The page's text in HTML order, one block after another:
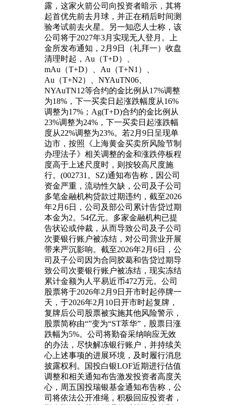
露，这家火箭公司向投资者暗示，其将
起首优先前去月球，并正在稍后时间测
验考试前去火星。另一知恋人士称，该
公司将于2027年3月实现无人登月。上
金所发布通知，2月9日（礼拜一）收盘
清理时起，Au（T+D）、
mAu（T+D）、Au（T+N1）、
Au（T+N2）、NYAuTN06、
NYAuTN12等合约的金比例从17%调整
为18%，下一买卖日起涨跌幅度从16%
调整为17%；Ag(T+D)合约的金比例从
23%调整为24%，下一买卖日起涨跌幅
度从22%调整为23%。若2月9日呈现单
边市，按照《上海黄金买卖所风险节制
办理法子》相关调整的金和涨跌停板程
度高于上述尺度时，则按较高尺度施
行。(002731。SZ)通知布告称，因公司
资金严重，流动性欠缺，公司及子公司
多笔金融机构贷款过期违约，截至2026
年2月6日，公司及部公司累计告贷过期
本金为2。54亿元。多家金融机构已提
告状讼或仲裁，从而导致公司及子公司
次要银行账户被冻结，对公司营业开展
带来严沉影响。截至2026年2月6日，公
司及子公司因为合同胶葛和告贷过期导
致公司次要银行账户被冻结，现实冻结
累计金额为人平易近币472万元。公司
股票将于2026年2月9日开市时起停牌一
天，于2026年2月10日开市时起复牌，
复牌后公司股票被实施其他风险警示，
股票简称由“”变为“ST萃华”，股票日涨
跌幅为5%。公司将勤奋采纳响应无效
的办法，尽快解冻银行账户，并持续关
心上述事项的进展环境，及时履行消息
披露权利。国投白银LOF近期进行估值
调整和相关通知布告激发投资者高度关
心，周五国投瑞银基金通知布告称，公
司将依法公开准绳，积极回应投资者，